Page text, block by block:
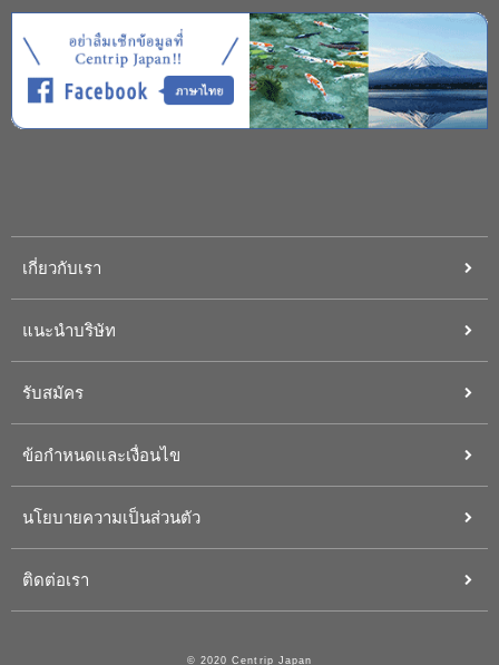
เกี่ยวกับเรา
แนะนำบริษัท
รับสมัคร
ข้อกำหนดและเงื่อนไข
นโยบายความเป็นส่วนตัว
ติดต่อเรา
© 2020 Centrip Japan